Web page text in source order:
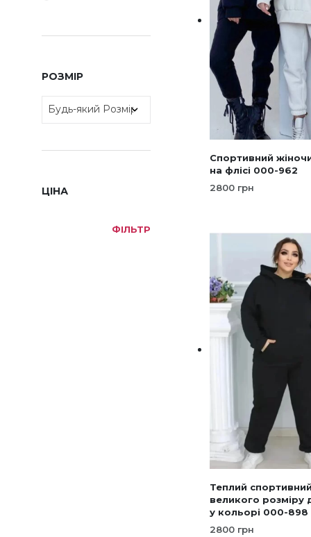
РОЗМІР
ЦІНА
ФІЛЬТР
на
Спортивний
на флісі 000-962
2800 грн
має
Теплий
великого розміру
у кольорі 000-898
2800 грн